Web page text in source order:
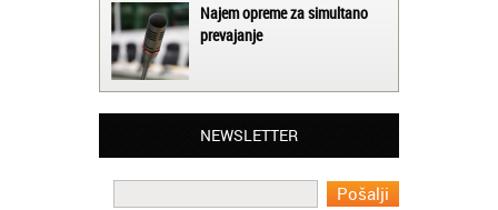
Najem opreme za simultano
prevajanje
NEWSLETTER
Matjaž iz Ajdovščine:
Lahko pohvalim vse zaposlene v Akademiji
Oxford, ker so resnično profesionalni in
prevajalske storitve opravljajo hitro in
Martina iz Bleda:
Potrebovala sem prevajanje iz